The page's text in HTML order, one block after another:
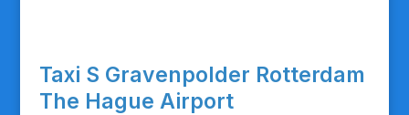
Taxi S Gravenpolder Rotterdam
The Hague Airport